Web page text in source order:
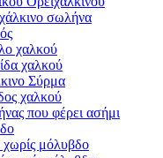
σωλήνα
χαλκού
χαλκού
Σύρμα
χαλκού
που φέρει ασήμι
μόλυβδο